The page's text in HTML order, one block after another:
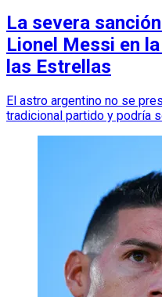
La severa
Lionel Messi en
las Estrellas
El astro argentino no se
tradicional partido y podría